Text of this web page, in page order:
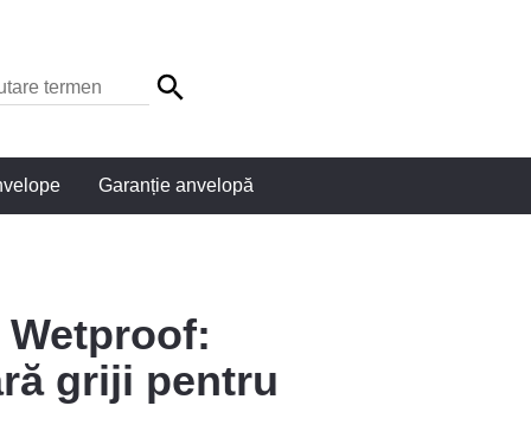
Garanție anvelopă
griji pentru